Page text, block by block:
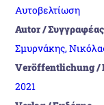
Αυτοβελτίωση
Autor / Συγγραφέας
Σμυρνάκης,
Veröffentlichung /
2021